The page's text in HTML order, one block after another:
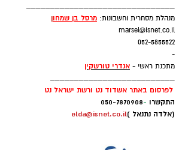
_______________________________
מנהלת מסחרית וחשבונות: מרסל בן שמחון
marsel@isnet.co.il
052-5855522
-
מתכנת ראשי - אנדרי טורשקין
__________________________
לפרסום באתר אשדוד נט ורשת ישראל נט
התקשרו -
050-7870908
(אלדה נתנאל )elda@isnet.co.il